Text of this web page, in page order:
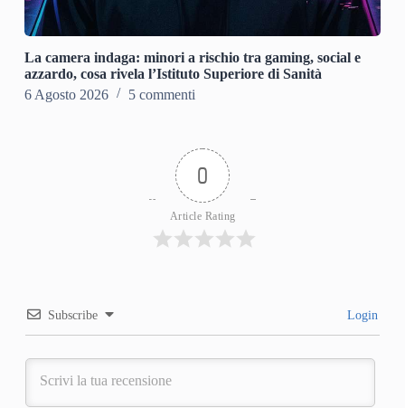
La camera indaga: minori a rischio tra gaming, social e
azzardo, cosa rivela l’Istituto Superiore di Sanità
6 Agosto 2026
5 commenti
0
Article Rating
Subscribe Login